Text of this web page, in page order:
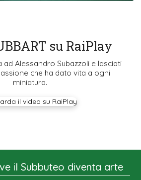
su RaiPlay
ad Alessandro Subazzoli e lasciati
che ha dato vita a ogni
miniatura.
il Subbuteo diventa arte